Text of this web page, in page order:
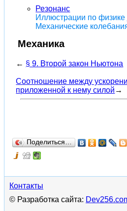
Резонанс
Иллюстрации по физике
Механические
Механика
← § 9. Второй закон Ньютона
Соотношение между
приложенной к нему силой →
Поделиться…
Контакты
© Разработка сайта: